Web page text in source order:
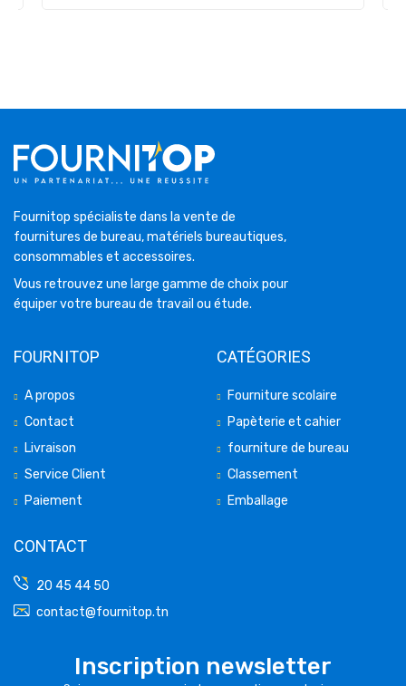
Fournitop spécialiste dans la vente de
fournitures de bureau, matériels bureautiques,
consommables et accessoires.
Vous retrouvez une large gamme de choix pour
équiper votre bureau de travail ou étude.
FOURNITOP
A propos
Contact
Livraison
Service Client
Paiement
CATÉGORIES
Fourniture scolaire
Papèterie et cahier
fourniture de bureau
Classement
Emballage
CONTACT
20 45 44 50
contact@fournitop.tn
Inscription newsletter